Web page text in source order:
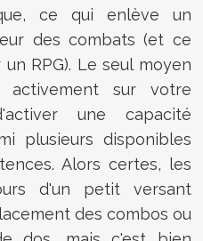
ce qui enlève un
des combats (et ce
RPG). Le seul moyen
sur votre
une capacité
plusieurs disponibles
Alors certes, les
d'un petit versant
des combos ou